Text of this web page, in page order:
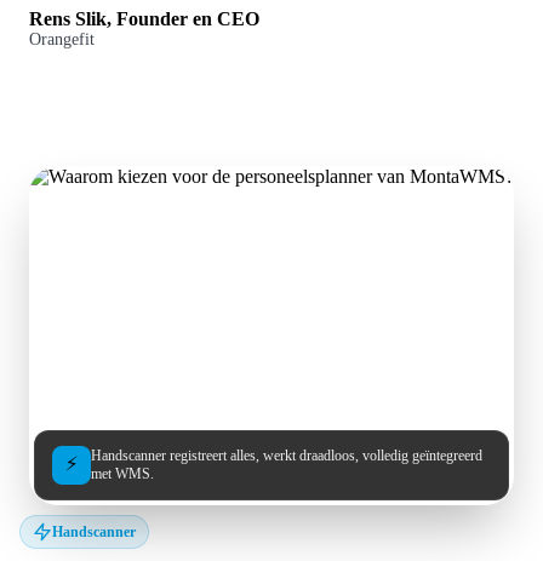
Rens Slik, Founder en CEO
Orangefit
⚡
Handscanner registreert alles, werkt draadloos, volledig geïntegreerd
met WMS.
Handscanner